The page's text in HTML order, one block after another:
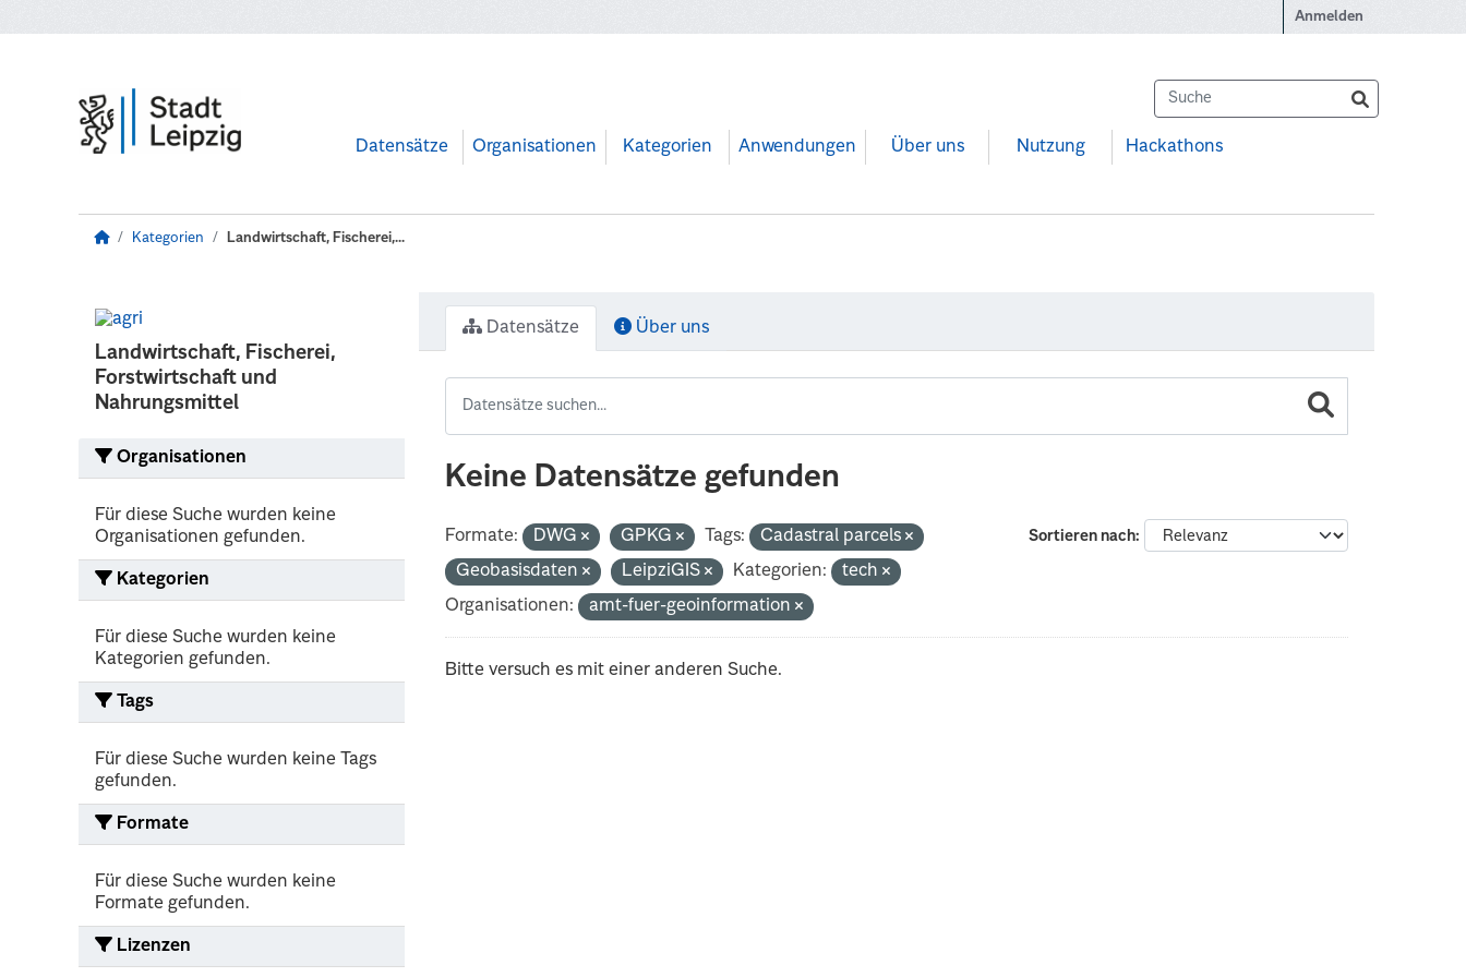
Anmelden
Datensätze Organisationen Kategorien Anwendungen Über uns Nutzung Hackathons
Kategorien Landwirtschaft, Fischerei,...
Landwirtschaft, Fischerei,
Forstwirtschaft und
Nahrungsmittel
Organisationen
Für diese Suche wurden keine
Organisationen gefunden.
Kategorien
Für diese Suche wurden keine
Kategorien gefunden.
Tags
Für diese Suche wurden keine Tags
gefunden.
Formate
Für diese Suche wurden keine
Formate gefunden.
Lizenzen
Datensätze Über uns
Keine Datensätze gefunden
Sortieren nach
Formate: DWG GPKG Tags:
Cadastral parcels
Geobasisdaten
LeipziGIS Kategorien:
tech
Organisationen:
amt-fuer-geoinformation
Bitte versuch es mit einer anderen Suche.